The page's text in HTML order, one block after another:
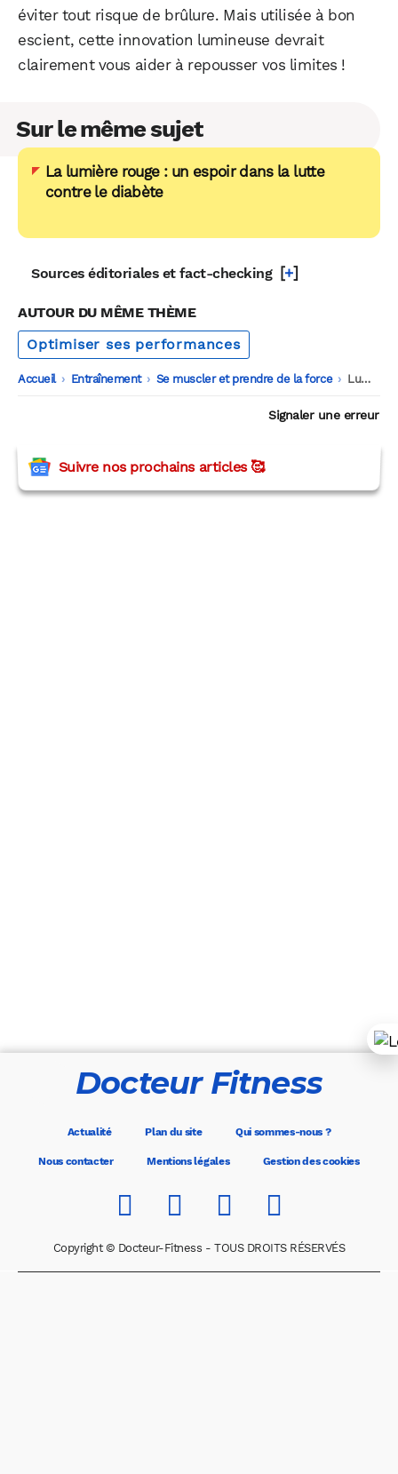
éviter tout risque de brûlure. Mais utilisée à bon
escient, cette innovation lumineuse devrait
clairement vous aider à repousser vos limites !
Sur le même sujet
La lumière rouge : un espoir dans la lutte
contre le diabète
Sources éditoriales et fact-checking [+]
AUTOUR DU MÊME THÈME
Optimiser ses performances
Accueil -
Entraînement -
Se muscler et prendre de la force -
Lumière rouge : booster vos performances sportives grâce au biohacking
Signaler une erreur
Suivre nos prochains articles 🥰
Docteur Fitness
Actualité Plan du site Qui sommes-nous ?
Nous contacter Mentions légales Gestion des cookies
Copyright © Docteur-Fitness - TOUS DROITS RÉSERVÉS